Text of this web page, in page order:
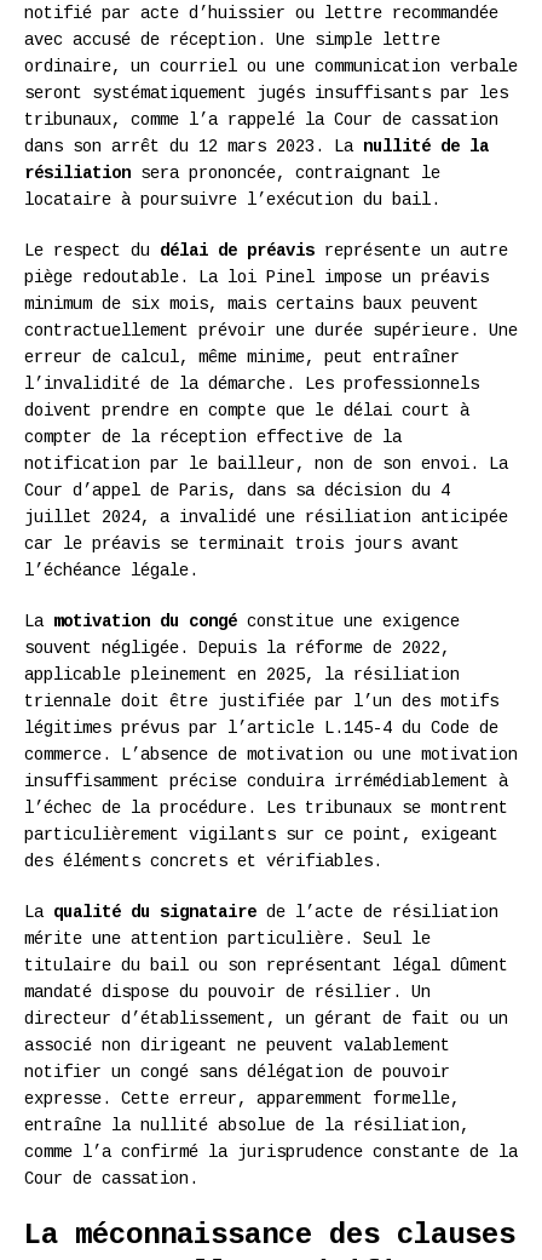
notifié par acte d’huissier ou lettre recommandée
avec accusé de réception. Une simple lettre
ordinaire, un courriel ou une communication verbale
seront systématiquement jugés insuffisants par les
tribunaux, comme l’a rappelé la Cour de cassation
dans son arrêt du 12 mars 2023. La nullité de la
résiliation sera prononcée, contraignant le
locataire à poursuivre l’exécution du bail.
Le respect du délai de préavis représente un autre
piège redoutable. La loi Pinel impose un préavis
minimum de six mois, mais certains baux peuvent
contractuellement prévoir une durée supérieure. Une
erreur de calcul, même minime, peut entraîner
l’invalidité de la démarche. Les professionnels
doivent prendre en compte que le délai court à
compter de la réception effective de la
notification par le bailleur, non de son envoi. La
Cour d’appel de Paris, dans sa décision du 4
juillet 2024, a invalidé une résiliation anticipée
car le préavis se terminait trois jours avant
l’échéance légale.
La motivation du congé constitue une exigence
souvent négligée. Depuis la réforme de 2022,
applicable pleinement en 2025, la résiliation
triennale doit être justifiée par l’un des motifs
légitimes prévus par l’article L.145-4 du Code de
commerce. L’absence de motivation ou une motivation
insuffisamment précise conduira irrémédiablement à
l’échec de la procédure. Les tribunaux se montrent
particulièrement vigilants sur ce point, exigeant
des éléments concrets et vérifiables.
La qualité du signataire de l’acte de résiliation
mérite une attention particulière. Seul le
titulaire du bail ou son représentant légal dûment
mandaté dispose du pouvoir de résilier. Un
directeur d’établissement, un gérant de fait ou un
associé non dirigeant ne peuvent valablement
notifier un congé sans délégation de pouvoir
expresse. Cette erreur, apparemment formelle,
entraîne la nullité absolue de la résiliation,
comme l’a confirmé la jurisprudence constante de la
Cour de cassation.
La méconnaissance des clauses